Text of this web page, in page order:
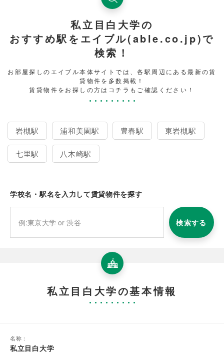
私立目白大学の
おすすめ駅をエイブル(able.co.jp)で
検索！
お部屋探しのエイブル本体サイトでは、各駅周辺にある最新の賃
貸物件を多数掲載！
賃貸物件をお探しの方はコチラもご確認ください！
岩槻駅 浦和美園駅 豊春駅 東岩槻駅
七里駅 八木崎駅
学校名・駅名を入力して賃貸物件を探す
検索する
私立目白大学の基本情報
名称：
私立目白大学